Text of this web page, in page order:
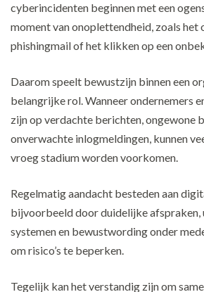
cyberincidenten beginnen met een
moment van onoplettendheid, zoals het
phishingmail of het klikken op een
Daarom speelt bewustzijn binnen een
belangrijke rol. Wanneer ondernemers
zijn op verdachte berichten, ongewone
onverwachte inlogmeldingen, kunnen
vroeg stadium worden voorkomen.
Regelmatig aandacht besteden aan
bijvoorbeeld door duidelijke afspraken,
systemen en bewustwording onder
om risico’s te beperken.
Tegelijk kan het verstandig zijn om